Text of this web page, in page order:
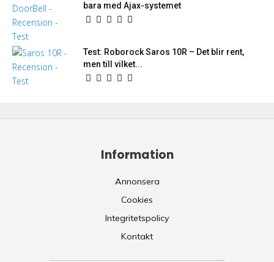
bara med Ajax-systemet
Test: Roborock Saros 10R – Det blir rent,
men till vilket...
Information
Annonsera
Cookies
Integritetspolicy
Kontakt